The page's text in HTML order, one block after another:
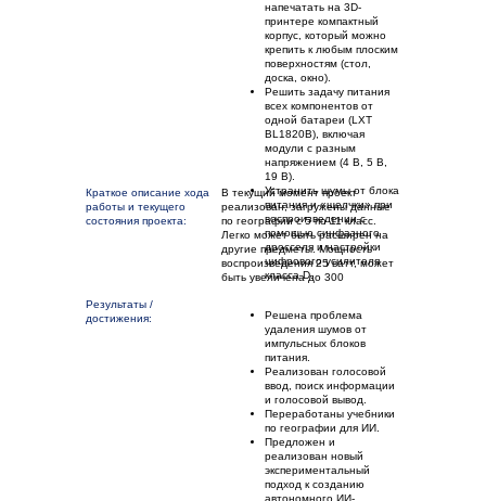
напечатать на 3D-
принтере компактный
корпус, который можно
крепить к любым плоским
поверхностям (стол,
доска, окно).
Решить задачу питания
всех компонентов от
одной батареи (LXT
BL1820B), включая
модули с разным
напряжением (4 В, 5 В,
19 В).
Устранить шумы от блока
питания и «щелчки» при
воспроизведении с
помощью синфазного
дросселя и настройки
цифрового усилителя
класса D.
В текущий момент проект
реализован, загружены данные
по географии с 5 по 11 класс.
Легко может быть расширен на
другие предметы. Мощность
воспроизведения 25 ватт, может
быть увеличена до 300
Краткое описание хода
работы и текущего
состояния проекта:
Решена проблема
удаления шумов от
импульсных блоков
питания.
Реализован голосовой
ввод, поиск информации
и голосовой вывод.
Переработаны учебники
по географии для ИИ.
Предложен и
реализован новый
экспериментальный
подход к созданию
автономного ИИ-
Результаты /
достижения: